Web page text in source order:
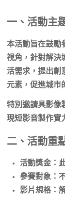
一、活動主
本活動旨在鼓勵
視角，針對解決
活需求，提出創
元素，促進城市
特別邀請具影像
現短影音製作實
二、活動重
活動獎金：
參賽對象：
影片規格：